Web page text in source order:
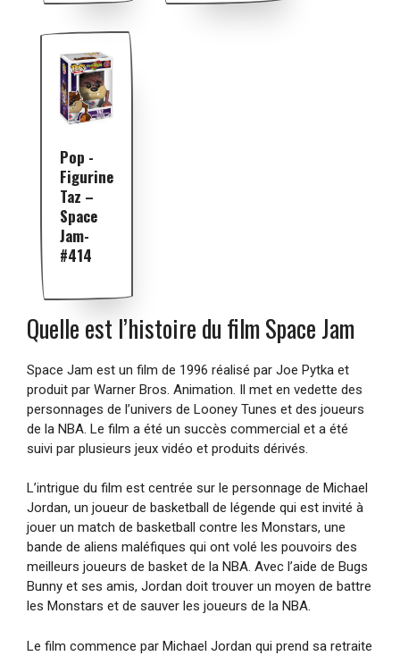
Pop -
Figurine
Taz –
Space
Jam-
#414
Quelle est l’histoire du film Space Jam
Space Jam est un film de 1996 réalisé par Joe Pytka et
produit par Warner Bros. Animation. Il met en vedette des
personnages de l’univers de Looney Tunes et des joueurs
de la NBA. Le film a été un succès commercial et a été
suivi par plusieurs jeux vidéo et produits dérivés.
L’intrigue du film est centrée sur le personnage de Michael
Jordan, un joueur de basketball de légende qui est invité à
jouer un match de basketball contre les Monstars, une
bande de aliens maléfiques qui ont volé les pouvoirs des
meilleurs joueurs de basket de la NBA. Avec l’aide de Bugs
Bunny et ses amis, Jordan doit trouver un moyen de battre
les Monstars et de sauver les joueurs de la NBA.
Le film commence par Michael Jordan qui prend sa retraite